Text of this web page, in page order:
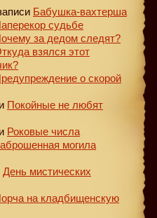
Бабушка-вахтерша
судьбе
за дедом следят?
взялся этот
о скорой
Покойные не любят
Роковые числа
могила
День мистических
на кладбищенскую